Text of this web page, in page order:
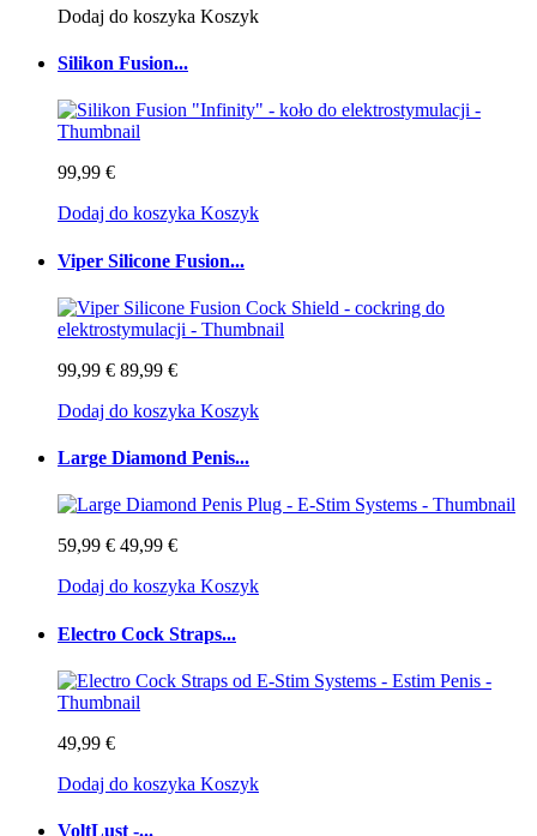
Dodaj do koszyka Koszyk
Silikon Fusion...
99,99 €
Dodaj do koszyka Koszyk
Viper Silicone Fusion...
99,99 € 89,99 €
Dodaj do koszyka Koszyk
Large Diamond Penis...
59,99 € 49,99 €
Dodaj do koszyka Koszyk
Electro Cock Straps...
49,99 €
Dodaj do koszyka Koszyk
VoltLust -...